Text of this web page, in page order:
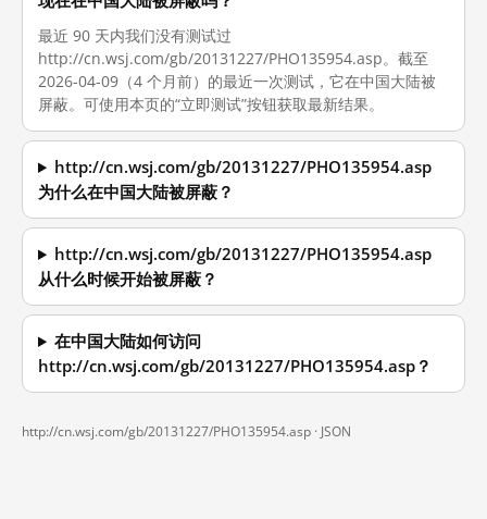
最近 90 天内我们没有测试过
http://cn.wsj.com/gb/20131227/PHO135954.asp。截至
2026-04-09（4 个月前）的最近一次测试，它在中国大陆被
屏蔽。可使用本页的“立即测试”按钮获取最新结果。
http://cn.wsj.com/gb/20131227/PHO135954.asp
为什么在中国大陆被屏蔽？
http://cn.wsj.com/gb/20131227/PHO135954.asp
从什么时候开始被屏蔽？
在中国大陆如何访问
http://cn.wsj.com/gb/20131227/PHO135954.asp？
http://cn.wsj.com/gb/20131227/PHO135954.asp · JSON